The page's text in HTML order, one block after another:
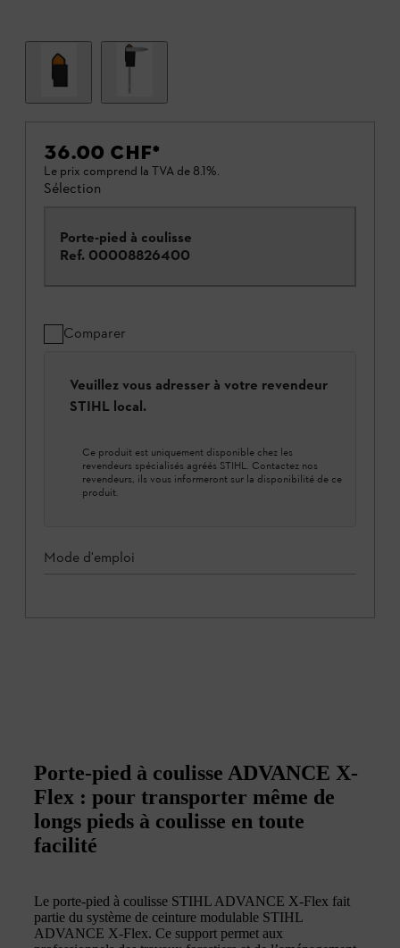
36.00 CHF*
Le prix comprend la TVA de 8.1%.
Sélection
Porte-pied à coulisse
Ref. 00008826400
Comparer
Veuillez vous adresser à votre revendeur
STIHL local.
Ce produit est uniquement disponible chez les
revendeurs spécialisés agréés STIHL. Contactez nos
revendeurs, ils vous informeront sur la disponibilité de ce
produit.
Mode d'emploi
Porte-pied à coulisse ADVANCE X-
Flex : pour transporter même de
longs pieds à coulisse en toute
facilité
Le porte-pied à coulisse STIHL ADVANCE X-Flex fait
partie du système de ceinture modulable STIHL
ADVANCE X-Flex. Ce support permet aux